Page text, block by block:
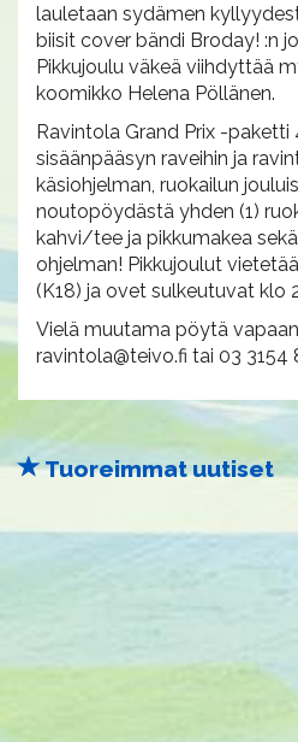
lauletaan sydämen
biisit cover bändi Broday! :n
Pikkujoulu väkeä viihdyttää
koomikko Helena Pöllänen.
Ravintola Grand Prix -
sisäänpääsyn raveihin ja
käsiohjelman, ruokailun
noutopöydästä yhden (1)
kahvi/tee ja pikkumakea
ohjelman! Pikkujoulut
(K18) ja ovet sulkeutuvat klo
Vielä muutama pöytä
ravintola@teivo.fi tai 03 3154
Tuoreimmat uutiset